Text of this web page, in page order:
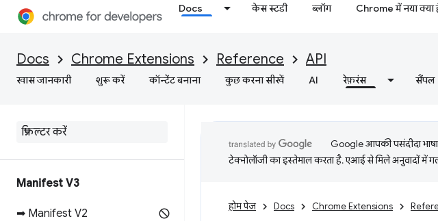
Docs केस स्टडी ब्लॉग Chrome में नया क्या
Docs Chrome Extensions Reference API
खास जानकारी शुरू करें कॉन्टेंट बनाना कुछ करना सीखें AI रेफ़रंस सैंपल
Manifest V3
➡ Manifest V2
Google आपकी पसंदीदा
टेक्नोलॉजी का इस्तेमाल करता है. एआई से मिले अनुवादों में
होम पेज Docs Chrome Extensions